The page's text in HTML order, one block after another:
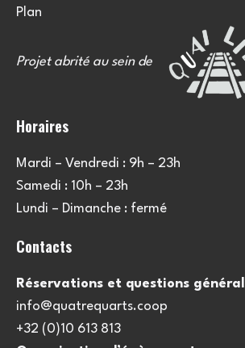
Plan
Projet abrité au sein de
Horaires
Mardi – Vendredi : 9h – 23h
Samedi : 10h – 23h
Lundi – Dimanche : fermé
Contacts
Réservations et questions
info@quatrequarts.coop
+32 (0)10 613 813